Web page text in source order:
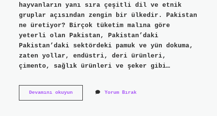
hayvanların yanı sıra çeşitli dil ve etnik
gruplar açısından zengin bir ülkedir. Pakistan
ne üretiyor? Birçok tüketim malına göre
yeterli olan Pakistan, Pakistan’daki
Pakistan’daki sektördeki pamuk ve yün dokuma,
zaten yollar, endüstri, deri ürünleri,
çimento, sağlık ürünleri ve şeker gibi…
Devamını okuyunPakistan
Yorum Bırak